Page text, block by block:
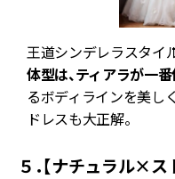
王道シンデレラスタイ
体型は、ティアラが一
るボディラインを美し
ドレスも大正解。
５．【ナチュラル×